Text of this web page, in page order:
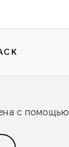
с помощью